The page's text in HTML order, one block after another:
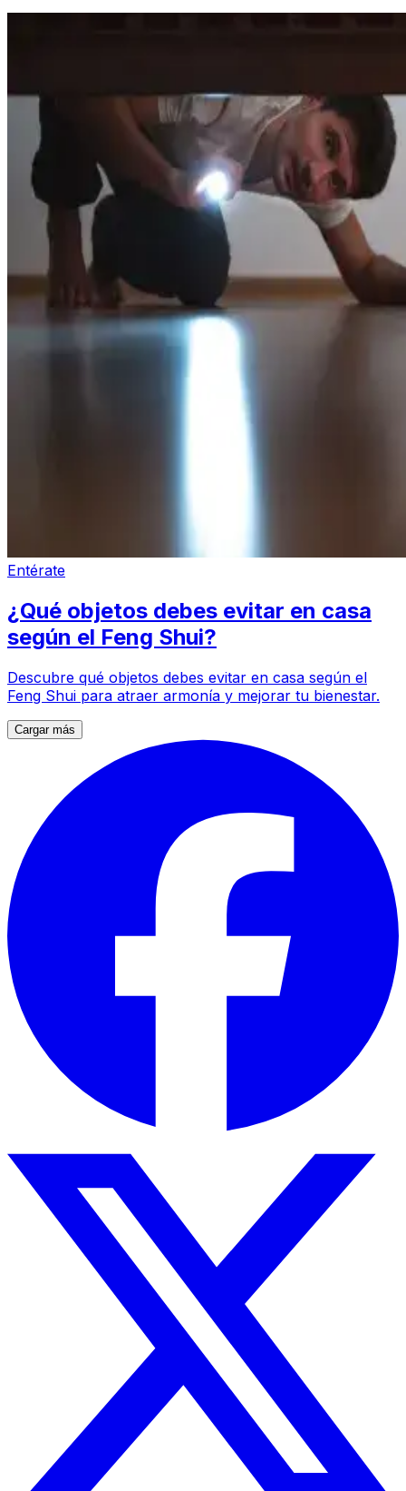
Entérate
¿Qué objetos debes evitar en casa
según el Feng Shui?
Descubre qué objetos debes evitar en casa según el
Feng Shui para atraer armonía y mejorar tu bienestar.
Cargar más